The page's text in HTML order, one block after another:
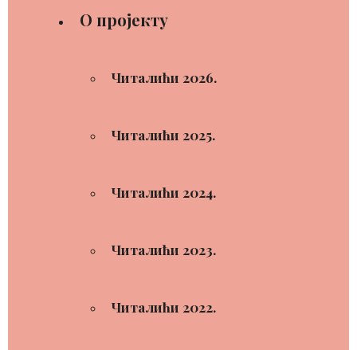
О пројекту
Читалићи 2026.
Читалићи 2025.
Читалићи 2024.
Читалићи 2023.
Читалићи 2022.